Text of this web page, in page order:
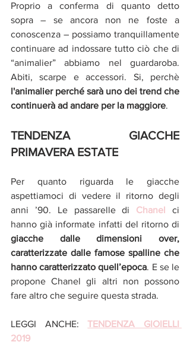
Proprio a conferma di quanto detto
sopra – se ancora non ne foste a
conoscenza – possiamo tranquillamente
continuare ad indossare tutto ciò che di
“animalier” abbiamo nel guardaroba.
l'animalier perché sarà uno dei trend che
continuerà ad andare per la maggiore.
TENDENZA GIACCHE
PRIMAVERA ESTATE
Per quanto riguarda le giacche
aspettiamoci di vedere il ritorno degli
anni ’90. Le passarelle di Chanel ci
giacche dalle dimensioni over,
caratterizzate dalle famose spalline che
hanno caratterizzato quell’epoca. E se le
propone Chanel gli altri non possono
fare altro che seguire questa strada.
LEGGI ANCHE: TENDENZA GIOIELLI
2019